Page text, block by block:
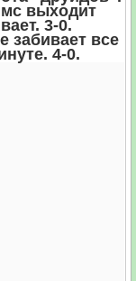
выходит
3-0.
забивает все
4-0.